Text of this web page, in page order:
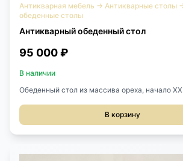
Антикварная мебель → Антикварные столы
обеденные столы
Антикварный обеденный стол
95 000 ₽
В наличии
Обеденный стол из массива ореха, начало
но можем сделать на заказ. Размер:
разложенном виде: 322х126х76 см.
В корзину